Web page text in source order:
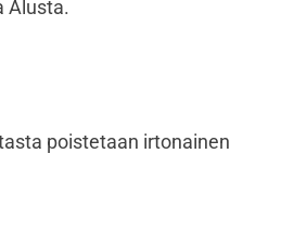
Alusta.
poistetaan irtonainen